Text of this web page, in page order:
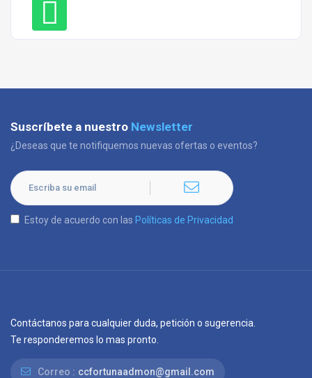
Suscríbete a nuestro Newsletter
¿Deseas que te notifiquemos nuevas ofertas o eventos?
Estoy de acuerdo con las Políticas de Privacidad
Contáctanos para cualquier duda, petición o sugerencia.
Te responderemos lo mas pronto.
Correo : ccfortunaadmon@gmail.com